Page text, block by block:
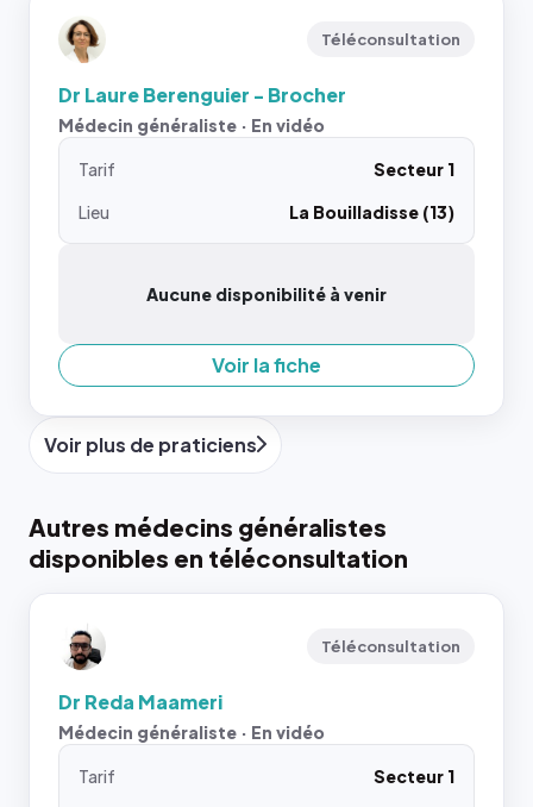
Téléconsultation
Dr Laure Berenguier - Brocher
Médecin généraliste · En vidéo
Tarif
Secteur 1
Lieu
La Bouilladisse (13)
Aucune disponibilité à venir
Voir la fiche
Voir plus de praticiens
Autres médecins généralistes
disponibles en téléconsultation
Téléconsultation
Dr Reda Maameri
Médecin généraliste · En vidéo
Tarif
Secteur 1